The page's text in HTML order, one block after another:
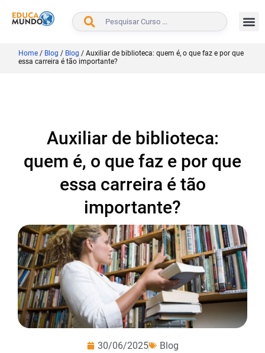
BUSCAR
Home / Blog / Blog / Auxiliar de biblioteca: quem é, o que faz e por que
essa carreira é tão importante?
Auxiliar de biblioteca:
quem é, o que faz e por que
essa carreira é tão
importante?
30/06/2025 Blog